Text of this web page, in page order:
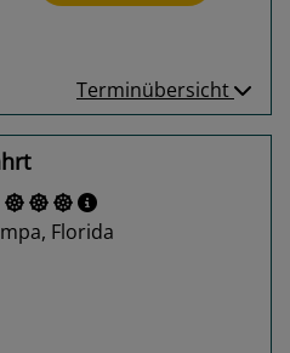
Terminübersicht
Florida